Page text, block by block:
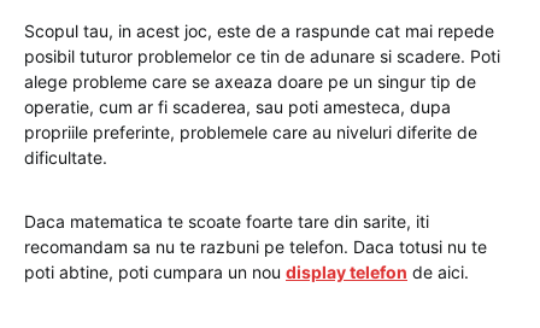
Scopul tau, in acest joc, este de a raspunde cat mai repede
posibil tuturor problemelor ce tin de adunare si scadere. Poti
alege probleme care se axeaza doare pe un singur tip de
operatie, cum ar fi scaderea, sau poti amesteca, dupa
propriile preferinte, problemele care au niveluri diferite de
dificultate.
Daca matematica te scoate foarte tare din sarite, iti
recomandam sa nu te razbuni pe telefon. Daca totusi nu te
poti abtine, poti cumpara un nou display telefon de aici.